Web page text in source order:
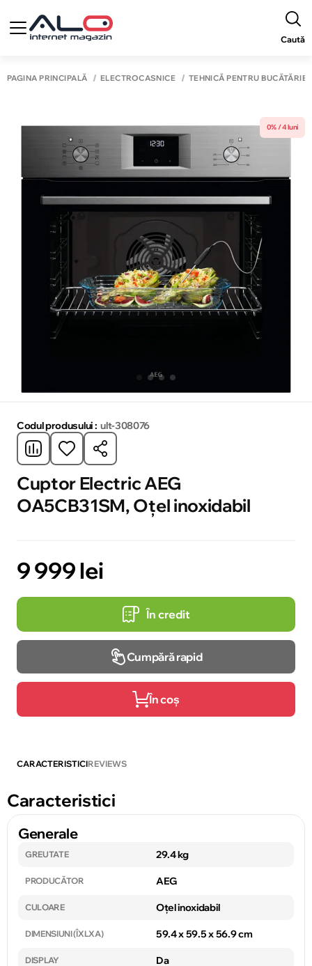
Caută
PAGINA PRINCIPALĂ ELECTROCASNICE TEHNICĂ PENTRU BUCĂTĂRIE
0% / 4 luni
Codul produsului : ult-308076
Cuptor Electric AEG
OA5CB31SM, Oțel inoxidabil
9 999 lei
În credit
Cumpără rapid
În coș
CARACTERISTICIREVIEWS
Caracteristici
Generale
GREUTATE 29.4 kg
PRODUCĂTOR AEG
CULOARE Oțel inoxidabil
DIMENSIUNI (ÎXLXA) 59.4 x 59.5 x 56.9 cm
DISPLAY Da